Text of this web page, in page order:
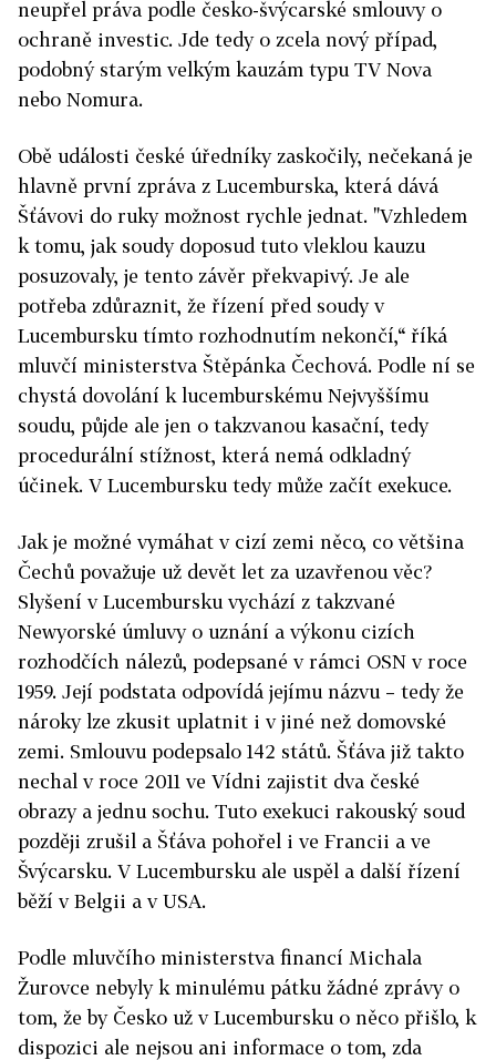
neupřel práva podle česko-švýcarské smlouvy o
ochraně investic. Jde tedy o zcela nový případ,
podobný starým velkým kauzám typu TV Nova
nebo Nomura.
Obě události české úředníky zaskočily, nečekaná je
hlavně první zpráva z Lucemburska, která dává
Šťávovi do ruky možnost rychle jednat. "Vzhledem
k tomu, jak soudy doposud tuto vleklou kauzu
posuzovaly, je tento závěr překvapivý. Je ale
potřeba zdůraznit, že řízení před soudy v
Lucembursku tímto rozhodnutím nekončí,“ říká
mluvčí ministerstva Štěpánka Čechová. Podle ní se
chystá dovolání k lucemburskému Nejvyššímu
soudu, půjde ale jen o takzvanou kasační, tedy
procedurální stížnost, která nemá odkladný
účinek. V Lucembursku tedy může začít exekuce.
Jak je možné vymáhat v cizí zemi něco, co většina
Čechů považuje už devět let za uzavřenou věc?
Slyšení v Lucembursku vychází z takzvané
Newyorské úmluvy o uznání a výkonu cizích
rozhodčích nálezů, podepsané v rámci OSN v roce
1959. Její podstata odpovídá jejímu názvu – tedy že
nároky lze zkusit uplatnit i v jiné než domovské
zemi. Smlouvu podepsalo 142 států. Šťáva již takto
nechal v roce 2011 ve Vídni zajistit dva české
obrazy a jednu sochu. Tuto exekuci rakouský soud
později zrušil a Šťáva pohořel i ve Francii a ve
Švýcarsku. V Lucembursku ale uspěl a další řízení
běží v Belgii a v USA.
Podle mluvčího ministerstva financí Michala
Žurovce nebyly k minulému pátku žádné zprávy o
tom, že by Česko už v Lucembursku o něco přišlo, k
dispozici ale nejsou ani informace o tom, zda